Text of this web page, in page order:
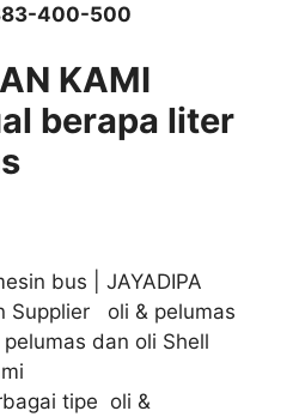
400-500
KAMI
berapa liter
bus | JAYADIPA
Supplier oli & pelumas
dan oli Shell
tipe oli &